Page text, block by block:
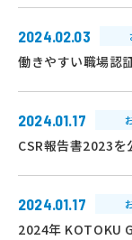
2024.02.03
働きやすい職場認
2024.01.17
CSR報告書2023を
2024.01.17
2024年 KOTOKU